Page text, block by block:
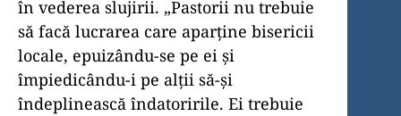
în vederea slujirii. „Pastorii nu trebuie
să facă lucrarea care aparţine bisericii
locale, epuizându-se pe ei şi
împiedicându-i pe alţii să-şi
îndeplinească îndatoririle. Ei trebuie